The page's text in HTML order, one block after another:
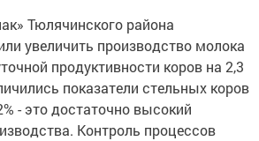
Тюлячинского района
увеличить производство молока
продуктивности коров на 2,3
показатели стельных коров
- это достаточно высокий
Контроль процессов